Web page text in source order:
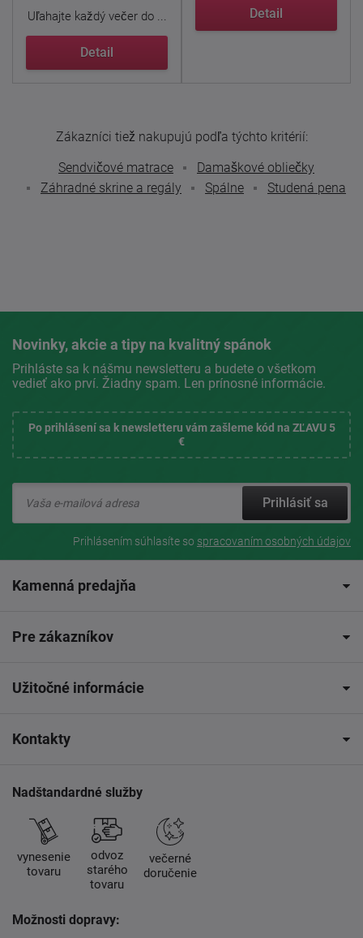
Uľahajte každý večer do ...
Detail
Detail
Zákazníci tiež nakupujú podľa týchto kritérií:
Sendvičové matrace
Damaškové obliečky
Záhradné skrine a regály
Spálne Studená pena
Novinky, akcie a tipy na kvalitný spánok
Prihláste sa k nášmu newsletteru a budete o všetkom
vedieť ako prví. Žiadny spam. Len prínosné informácie.
Po prihlásení sa k newsletteru vám zašleme kód na ZĽAVU 5
€
Prihlásiť sa
Prihlásením súhlasíte so spracovaním osobných údajov
Kamenná predajňa
Pre zákazníkov
Užitočné informácie
Kontakty
Nadštandardné služby
vynesenie
tovaru
odvoz
starého
tovaru
večerné
doručenie
Možnosti dopravy: